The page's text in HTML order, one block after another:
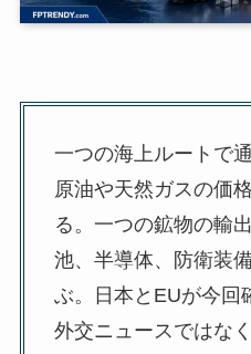
一つの海上ルートで
原油や天然ガスの価
る。一つの鉱物の輸
池、半導体、防衛装
ぶ。日本とEUが今回
外交ニュースではな